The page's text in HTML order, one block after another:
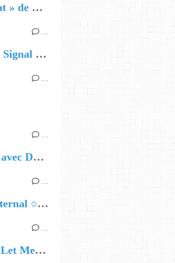
🔵 Le nouvel album « Fat Cat » de Delilah Holliday (sortie le 30 Octobre 2026)
…
🔵 Album : Son Volt • Sound Signal Serenades
…
…
Célébrez "Les Olympiques" avec DVTR !
…
Airelle Besson ○ Sebastian Sternal ○ Jonas Burgwinkel
…
Ted Z and The Wranglers ○ Let Me Be Your Sin